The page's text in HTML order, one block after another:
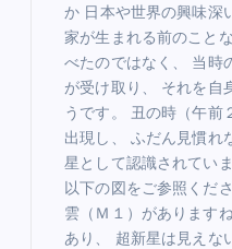
か 日本や世界の興味深
家が生まれる前のこと
べたのではなく、 当時
が受け取り、 それを自
うです。 丑の時（午前
出現し、 ふだん見慣れ
星として認識されてい
以下の図をご参照くだ
雲（Ｍ１）があります
あり、 超新星は見えな